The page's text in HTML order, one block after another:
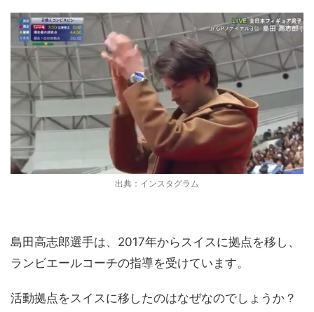
出典：インスタグラム
島田高志郎選手は、2017年からスイスに拠点を移し、
ランビエールコーチの指導を受けています。
活動拠点をスイスに移したのはなぜなのでしょうか？